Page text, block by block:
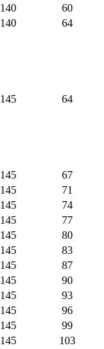
140
60
140
64
145 64
145
67
145
71
145
74
145
77
145
80
145
83
145
87
145
90
145
93
145
96
145
99
145
103